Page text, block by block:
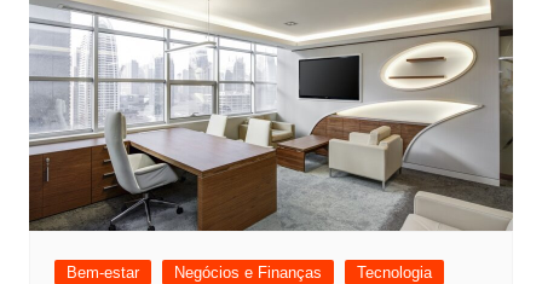
Bem-estar Negócios e Finanças Tecnologia